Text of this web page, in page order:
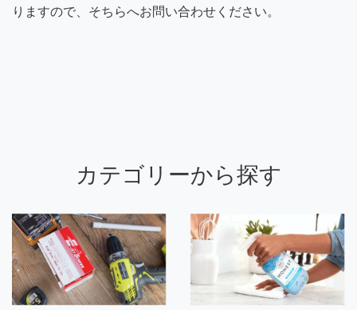
りますので、そちらへお問い合わせください。
カテゴリーから探す